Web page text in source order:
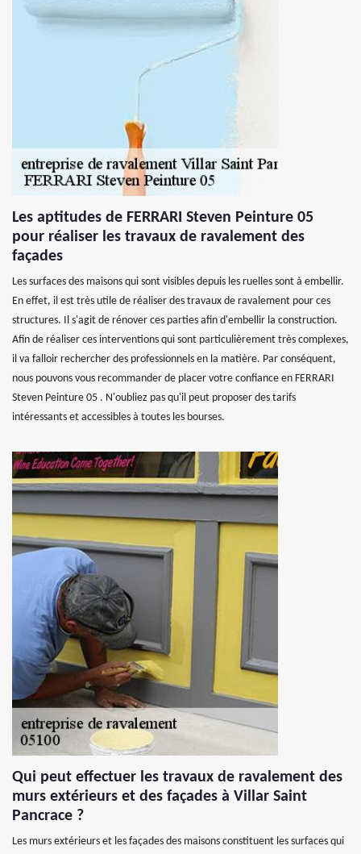
Les aptitudes de FERRARI Steven Peinture 05
pour réaliser les travaux de ravalement des
façades
Les surfaces des maisons qui sont visibles depuis les ruelles sont à embellir.
En effet, il est très utile de réaliser des travaux de ravalement pour ces
structures. Il s'agit de rénover ces parties afin d'embellir la construction.
Afin de réaliser ces interventions qui sont particulièrement très complexes,
il va falloir rechercher des professionnels en la matière. Par conséquent,
nous pouvons vous recommander de placer votre confiance en FERRARI
Steven Peinture 05 . N'oubliez pas qu'il peut proposer des tarifs
intéressants et accessibles à toutes les bourses.
Qui peut effectuer les travaux de ravalement des
murs extérieurs et des façades à Villar Saint
Pancrace ?
Les murs extérieurs et les façades des maisons constituent les surfaces qui